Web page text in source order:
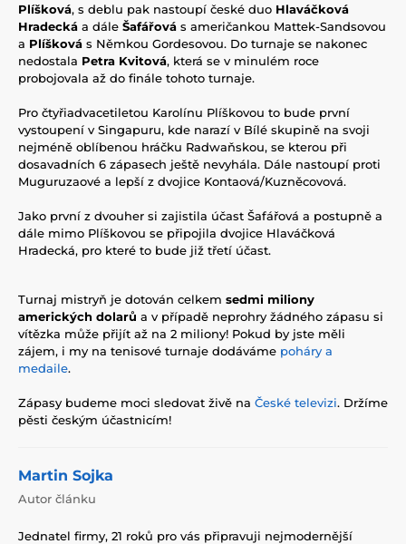
Plíšková, s deblu pak nastoupí české duo Hlaváčková
Hradecká a dále Šafářová s američankou Mattek-Sandsovou
a Plíšková s Němkou Gordesovou. Do turnaje se nakonec
nedostala Petra Kvitová, která se v minulém roce
probojovala až do finále tohoto turnaje.
Pro čtyřiadvacetiletou Karolínu Plíškovou to bude první
vystoupení v Singapuru, kde narazí v Bílé skupině na svoji
nejméně oblíbenou hráčku Radwaňskou, se kterou při
dosavadních 6 zápasech ještě nevyhála. Dále nastoupí proti
Muguruzaové a lepší z dvojice Kontaová/Kuzněcovová.
Jako první z dvouher si zajistila účast Šafářová a postupně a
dále mimo Plíškovou se připojila dvojice Hlaváčková
Hradecká, pro které to bude již třetí účast.
Turnaj mistryň je dotován celkem sedmi miliony
amerických dolarů a v případě neprohry žádného zápasu si
vítězka může přijít až na 2 miliony! Pokud by jste měli
zájem, i my na tenisové turnaje dodáváme poháry a
medaile.
Zápasy budeme moci sledovat živě na České televizi. Držíme
pěsti českým účastnicím!
Martin Sojka
Autor článku
Jednatel firmy, 21 roků pro vás připravuji nejmodernější